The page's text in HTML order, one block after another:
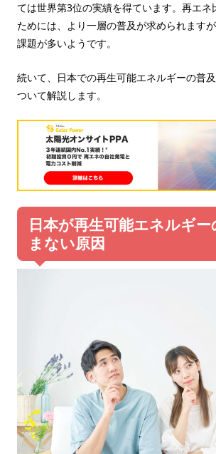
ては世界第3位の実績を得ています。再エネ
ためには、より一層の普及が求められます
課題が多いようです。
続いて、日本での再生可能エネルギーの普
ついて解説します。
日本が再生可能エネルギ
まない原因